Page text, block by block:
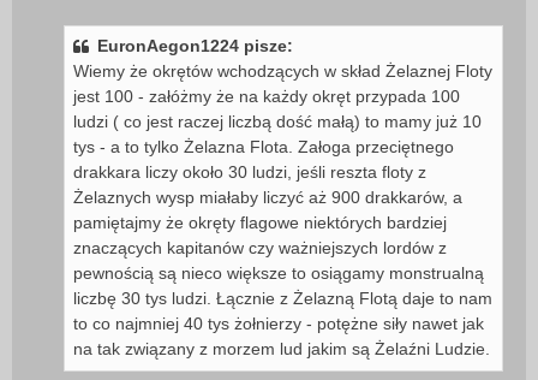
EuronAegon1224 pisze:
Wiemy że okrętów wchodzących w skład Żelaznej Floty
jest 100 - załóżmy że na każdy okręt przypada 100
ludzi ( co jest raczej liczbą dość małą) to mamy już 10
tys - a to tylko Żelazna Flota. Załoga przeciętnego
drakkara liczy około 30 ludzi, jeśli reszta floty z
Żelaznych wysp miałaby liczyć aż 900 drakkarów, a
pamiętajmy że okręty flagowe niektórych bardziej
znaczących kapitanów czy ważniejszych lordów z
pewnością są nieco większe to osiągamy monstrualną
liczbę 30 tys ludzi. Łącznie z Żelazną Flotą daje to nam
to co najmniej 40 tys żołnierzy - potężne siły nawet jak
na tak związany z morzem lud jakim są Żelaźni Ludzie.